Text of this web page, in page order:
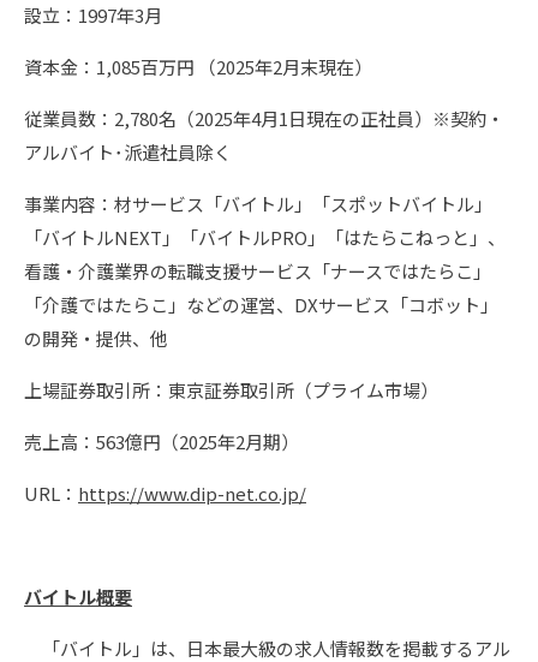
設立：1997年3月
資本金：1,085百万円 （2025年2月末現在）
従業員数：2,780名（2025年4月1日現在の正社員）※契約・
アルバイト･派遣社員除く
事業内容：材サービス「バイトル」「スポットバイトル」
「バイトルNEXT」「バイトルPRO」「はたらこねっと」、
看護・介護業界の転職支援サービス「ナースではたらこ」
「介護ではたらこ」などの運営、DXサービス「コボット」
の開発・提供、他
上場証券取引所：東京証券取引所（プライム市場）
売上高：563億円（2025年2月期）
URL： https://www.dip-net.co.jp/
バイトル概要
「バイトル」は、日本最大級の求人情報数を掲載するアル